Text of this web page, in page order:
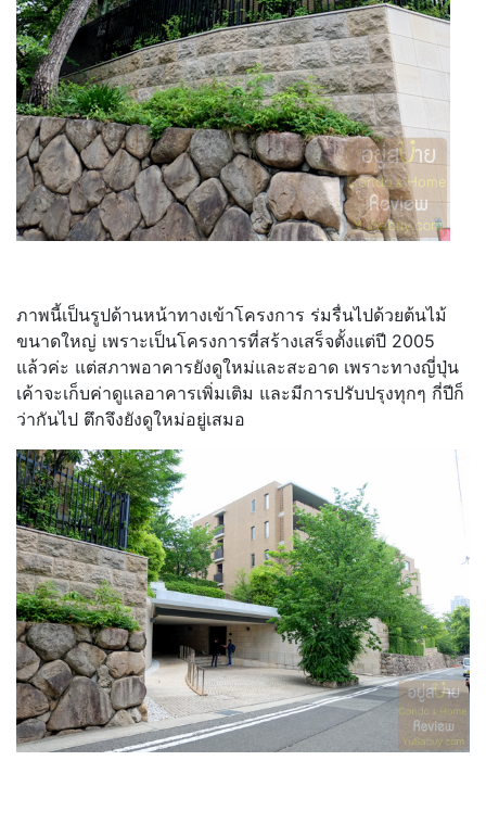
ภาพนี้เป็นรูปด้านหน้าทางเข้าโครงการ ร่มรื่นไปด้วยต้นไม้
ขนาดใหญ่ เพราะเป็นโครงการที่สร้างเสร็จตั้งแต่ปี 2005
แล้วค่ะ แต่สภาพอาคารยังดูใหม่และสะอาด เพราะทางญี่ปุ่น
เค้าจะเก็บค่าดูแลอาคารเพิ่มเติม และมีการปรับปรุงทุกๆ กี่ปีก็
ว่ากันไป ตึกจึงยังดูใหม่อยู่เสมอ